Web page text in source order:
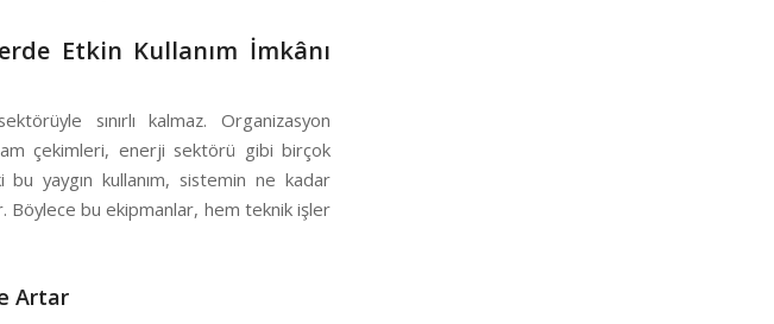
Etkin Kullanım İmkânı
sınırlı kalmaz. Organizasyon
çekimleri, enerji sektörü gibi birçok
bu yaygın kullanım, sistemin ne kadar
Böylece bu ekipmanlar, hem teknik işler
Artar